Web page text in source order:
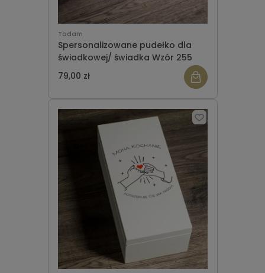
Tadam
Spersonalizowane pudełko dla
świadkowej/ świadka Wzór 255
79,00 zł